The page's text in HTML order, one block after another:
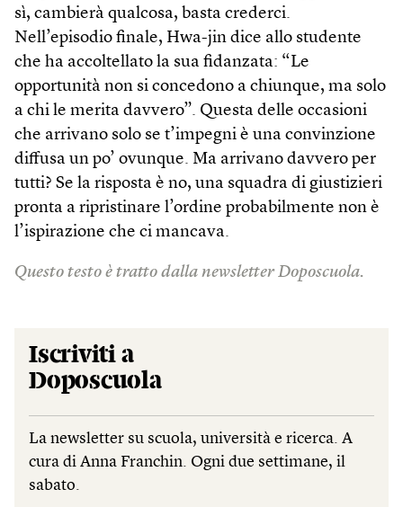
sì, cambierà qualcosa, basta crederci.
Nell’episodio finale, Hwa-jin dice allo studente
che ha accoltellato la sua fidanzata: “Le
opportunità non si concedono a chiunque, ma solo
a chi le merita davvero”. Questa delle occasioni
che arrivano solo se t’impegni è una convinzione
diffusa un po’ ovunque. Ma arrivano davvero per
tutti? Se la risposta è no, una squadra di giustizieri
pronta a ripristinare l’ordine probabilmente non è
l’ispirazione che ci mancava.
Questo testo è tratto dalla newsletter Doposcuola.
Iscriviti a
Doposcuola
La newsletter su scuola, università e ricerca. A
cura di Anna Franchin. Ogni due settimane, il
sabato.